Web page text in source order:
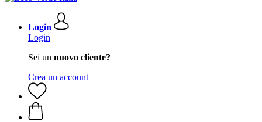
Login
Login
Sei un nuovo cliente?
Crea un account